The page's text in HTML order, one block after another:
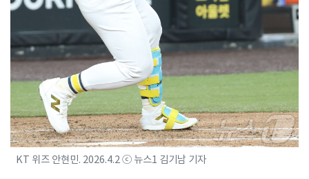
KT 위즈 안현민. 2026.4.2 ⓒ 뉴스1 김기남 기자